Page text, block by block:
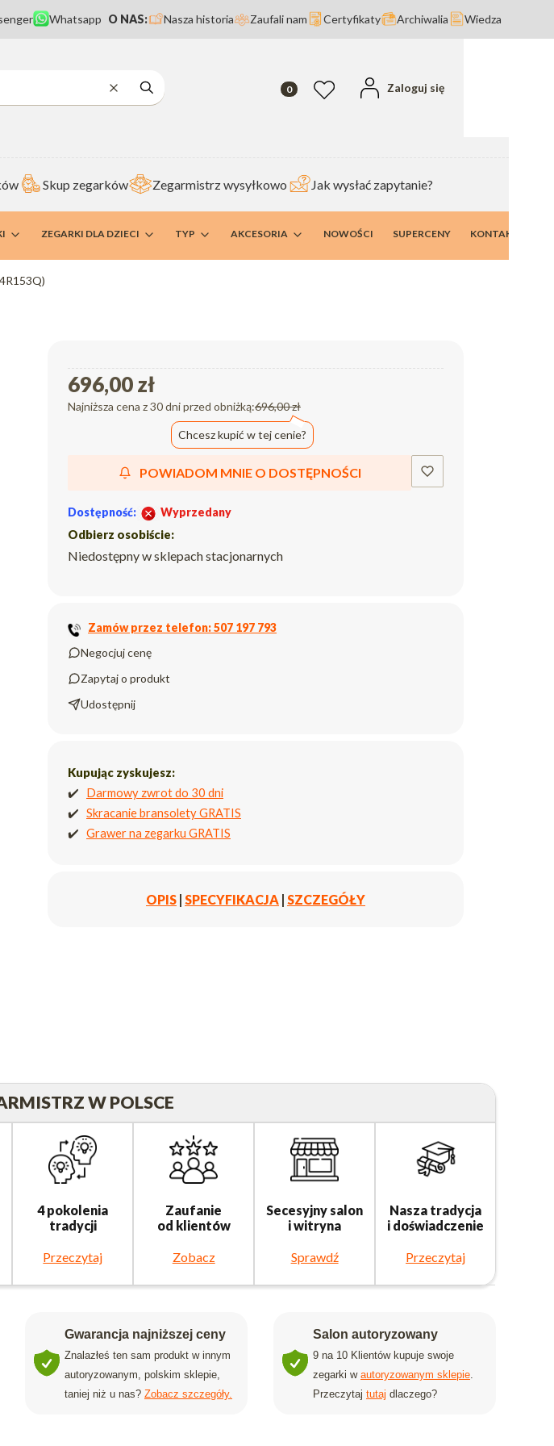
Whatsapp O NAS: Nasza historia Zaufali nam Certyfikaty Archiwalia Wiedza
WyczyśćSzukaj
Produkty w koszyku: 0. Zobacz szczegóły
Ulubione
Zaloguj się
Skup zegarków Zegarmistrz wysyłkowo Jak wysłać zapytanie?
ZEGARKI DLA DZIECI TYP AKCESORIA NOWOŚCI SUPERCENY KONTAKT I
696,00 zł
Najniższa cena z 30 dni przed obniżką:696,00 zł
Chcesz kupić w tej cenie?
POWIADOM MNIE O DOSTĘPNOŚCI
Dostępność:
Wyprzedany
Odbierz osobiście:
Niedostępny w sklepach stacjonarnych
Zamów przez telefon: 507 197 793
Negocjuj cenę
Zapytaj o produkt
Udostępnij
Kupując zyskujesz:
✔️ Darmowy zwrot do 30 dni
✔️ Skracanie bransolety GRATIS
✔️ Grawer na zegarku GRATIS
OPIS | SPECYFIKACJA | SZCZEGÓŁY
W POLSCE
4 pokolenia
tradycji
Przeczytaj
Zaufanie
od klientów
Zobacz
Secesyjny salon
i witryna
Sprawdź
Nasza tradycja
i doświadczenie
Przeczytaj
Gwarancja najniższej ceny
Znalazłeś ten sam produkt w innym
autoryzowanym, polskim sklepie,
taniej niż u nas? Zobacz szczegóły.
Salon autoryzowany
9 na 10 Klientów kupuje swoje
zegarki w autoryzowanym sklepie.
Przeczytaj tutaj dlaczego?